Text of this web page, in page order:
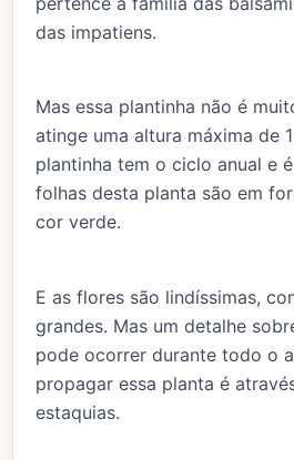
das impatiens.
Mas essa plantinha não é
atinge uma altura máxima de
plantinha tem o ciclo anual e
folhas desta planta são em
cor verde.
E as flores são lindíssimas,
grandes. Mas um detalhe
pode ocorrer durante todo o
propagar essa planta é
estaquias.